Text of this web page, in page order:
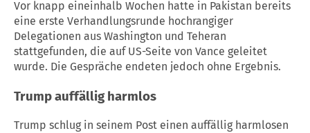
Vor knapp eineinhalb Wochen hatte in Pakistan bereits
eine erste Verhandlungsrunde hochrangiger
Delegationen aus Washington und Teheran
stattgefunden, die auf US-Seite von Vance geleitet
wurde. Die Gespräche endeten jedoch ohne Ergebnis.
Trump auffällig harmlos
Trump schlug in seinem Post einen auffällig harmlosen